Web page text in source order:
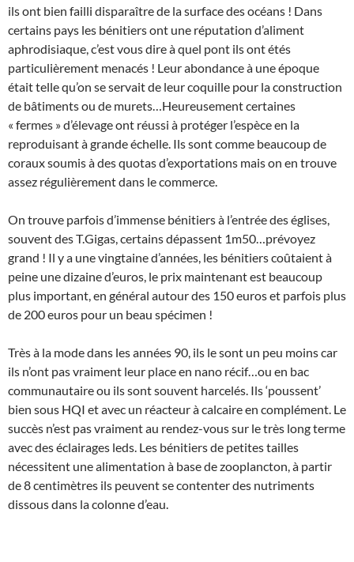
ils ont bien failli disparaître de la surface des océans ! Dans
certains pays les bénitiers ont une réputation d’aliment
aphrodisiaque, c’est vous dire à quel pont ils ont étés
particulièrement menacés ! Leur abondance à une époque
était telle qu’on se servait de leur coquille pour la construction
de bâtiments ou de murets…Heureusement certaines
« fermes » d’élevage ont réussi à protéger l’espèce en la
reproduisant à grande échelle. Ils sont comme beaucoup de
coraux soumis à des quotas d’exportations mais on en trouve
assez régulièrement dans le commerce.
On trouve parfois d’immense bénitiers à l’entrée des églises,
souvent des T.Gigas, certains dépassent 1m50…prévoyez
grand ! Il y a une vingtaine d’années, les bénitiers coûtaient à
peine une dizaine d’euros, le prix maintenant est beaucoup
plus important, en général autour des 150 euros et parfois plus
de 200 euros pour un beau spécimen !
Très à la mode dans les années 90, ils le sont un peu moins car
ils n’ont pas vraiment leur place en nano récif…ou en bac
communautaire ou ils sont souvent harcelés. Ils ‘poussent’
bien sous HQI et avec un réacteur à calcaire en complément. Le
succès n’est pas vraiment au rendez-vous sur le très long terme
avec des éclairages leds. Les bénitiers de petites tailles
nécessitent une alimentation à base de zooplancton, à partir
de 8 centimètres ils peuvent se contenter des nutriments
dissous dans la colonne d’eau.